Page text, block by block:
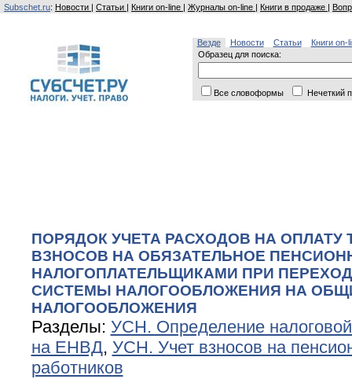
Subschet.ru: Новости | Статьи | Книги on-line | Журналы on-line | Книги в продаже |
Везде Новости Статьи
Книги on-
Образец для поиска:
Все словоформы Нечеткий
ПОРЯДОК УЧЕТА РАСХОДОВ НА ОПЛАТУ
ВЗНОСОВ НА ОБЯЗАТЕЛЬНОЕ
НАЛОГОПЛАТЕЛЬЩИКАМИ ПРИ
СИСТЕМЫ НАЛОГООБЛОЖЕНИЯ НА
НАЛОГООБЛОЖЕНИЯ
Разделы: УСН. Определение
на ЕНВД, УСН. Учет взносов на
работников